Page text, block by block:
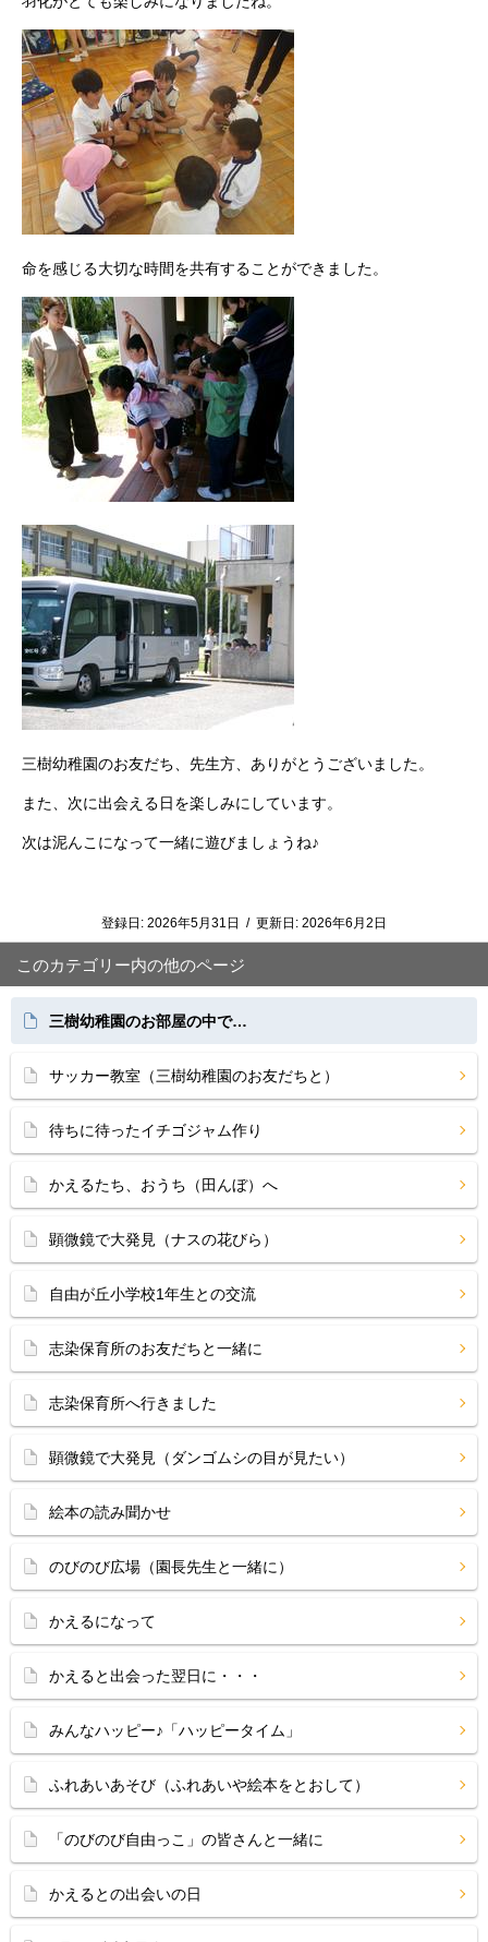
命を感じる大切な時間を共有することができました。
三樹幼稚園のお友だち、先生方、 ありがとうございました。
また、次に出会える日を楽しみにしています。
次は泥んこになって一緒に遊びましょうね♪
登録日: 2026年5月31日 / 更新日: 2026年6月2日
このカテゴリー内の他のページ
三樹幼稚園のお部屋の中で…
サッカー教室（三樹幼稚園のお友だちと）
待ちに待ったイチゴジャム作り
かえるたち、おうち（田んぼ）へ
顕微鏡で大発見（ナスの花びら）
自由が丘小学校1年生との交流
志染保育所のお友だちと一緒に
志染保育所へ行きました
顕微鏡で大発見（ダンゴムシの目が見たい）
絵本の読み聞かせ
のびのび広場（園長先生と一緒に）
かえるになって
かえると出会った翌日に・・・
みんなハッピー♪「ハッピータイム」
ふれあいあそび（ふれあいや絵本をとおして）
「のびのび自由っこ」の皆さんと一緒に
かえるとの出会いの日